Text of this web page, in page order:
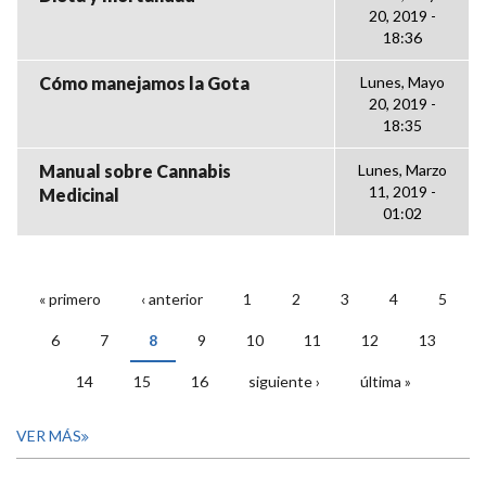
20, 2019 -
18:36
Cómo manejamos la Gota
Lunes, Mayo
20, 2019 -
18:35
Manual sobre Cannabis
Medicinal
Lunes, Marzo
11, 2019 -
01:02
PÁGINAS
« primero ‹ anterior 1 2 3 4 5
6 7 8 9 10 11 12 13
14 15 16 siguiente › última »
VER MÁS